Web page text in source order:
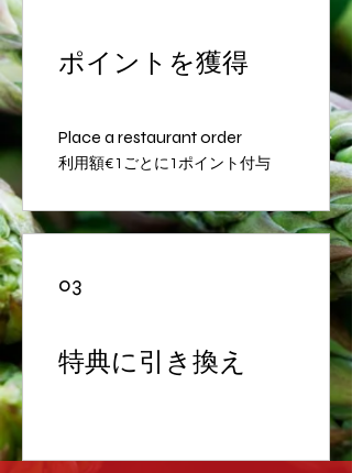
ポイントを獲得
Place a restaurant order
利用額€1ごとに1ポイント付与
03
特典に引き換え